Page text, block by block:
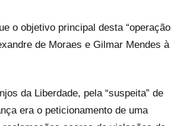
o objetivo principal desta “operação
de Moraes e Gilmar Mendes à
da Liberdade, pela “suspeita” de
era o peticionamento de uma